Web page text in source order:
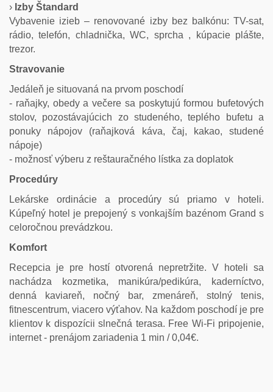
› Izby Štandard
Vybavenie izieb – renovované izby bez balkónu: TV-sat,
rádio, telefón, chladnička, WC, sprcha , kúpacie plášte,
trezor.
Stravovanie
Jedáleň je situovaná na prvom poschodí
- raňajky, obedy a večere sa poskytujú formou bufetových
stolov, pozostávajúcich zo studeného, teplého bufetu a
ponuky nápojov (raňajková káva, čaj, kakao, studené
nápoje)
- možnosť výberu z reštauračného lístka za doplatok
Procedúry
Lekárske ordinácie a procedúry sú priamo v hoteli.
Kúpeľný hotel je prepojený s vonkajším bazénom Grand s
celoročnou prevádzkou.
Komfort
Recepcia je pre hostí otvorená nepretržite. V hoteli sa
nachádza kozmetika, manikúra/pedikúra, kaderníctvo,
denná kaviareň, nočný bar, zmenáreň, stolný tenis,
fitnescentrum, viacero výťahov. Na každom poschodí je pre
klientov k dispozícii slnečná terasa. Free Wi-Fi pripojenie,
internet - prenájom zariadenia 1 min / 0,04€.